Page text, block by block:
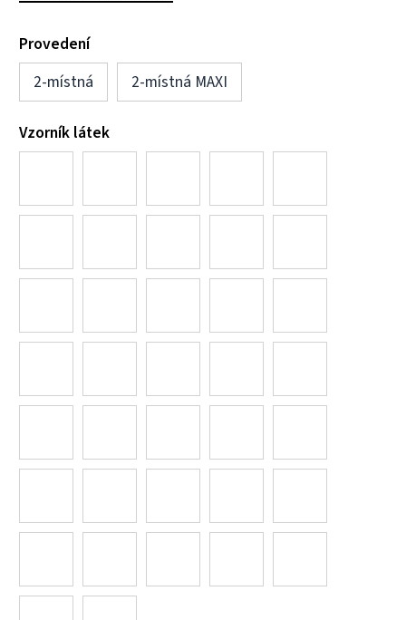
Provedení
2-místná
2-místná MAXI
Vzorník látek